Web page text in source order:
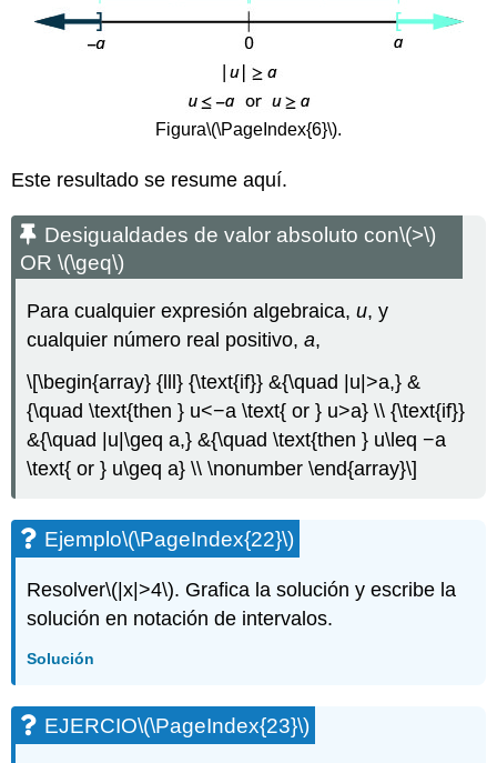
Figura\(\PageIndex{6}\).
Este resultado se resume aquí.
Desigualdades de valor absoluto con\(>\)
OR\(\geq\)
Para cualquier expresión algebraica,u, y
cualquier número real positivo,a,
\[\begin{array} {lll} {\text{if}} &{\quad |u|>a,} &
{\quad \text{then } u<−a \text{ or } u>a} \\ {\text{if}}
&{\quad |u|\geq a,} &{\quad \text{then } u\leq −a
\text{ or } u\geq a} \\ \nonumber \end{array}\]
Ejemplo\(\PageIndex{22}\)
Resolver\(|x|>4\). Grafica la solución y escribe la
solución en notación de intervalos.
Solución
EJERCIO\(\PageIndex{23}\)